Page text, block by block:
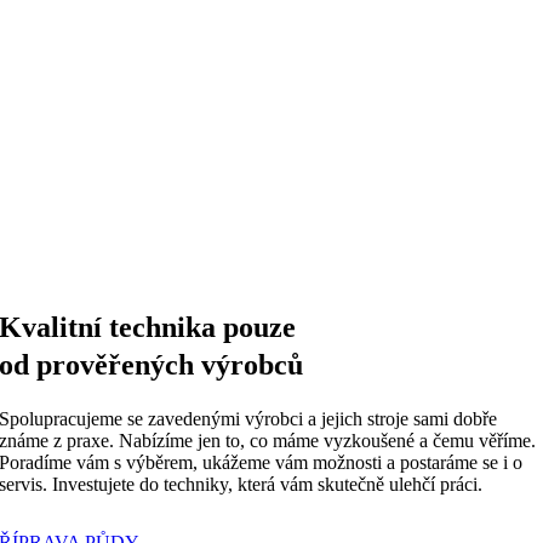
Kvalitní technika pouze
od prověřených výrobců
Spolupracujeme se zavedenými výrobci a jejich stroje sami dobře
známe z praxe. Nabízíme jen to, co máme vyzkoušené a čemu věříme.
Poradíme vám s výběrem, ukážeme vám možnosti a postaráme se i o
servis. Investujete do techniky, která vám skutečně ulehčí práci.